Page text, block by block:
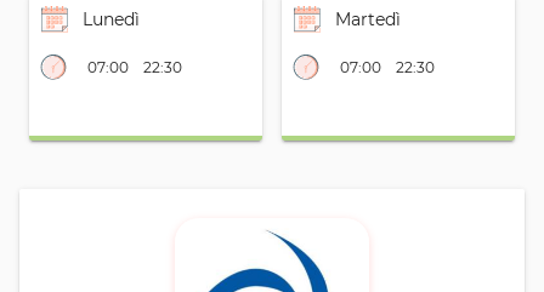
Lunedì
07:00 22:30
Martedì
07:00 22:30